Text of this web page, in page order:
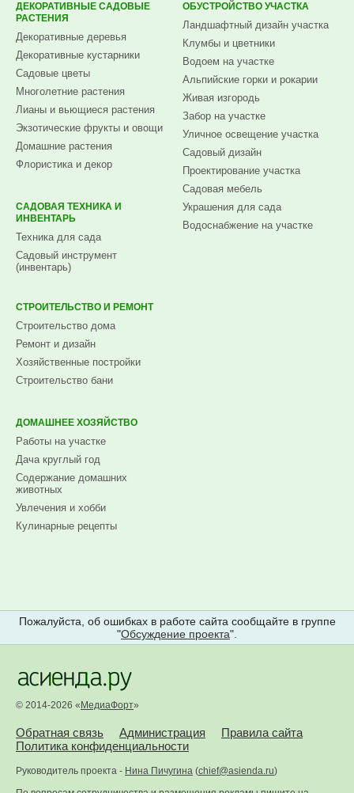
ДЕКОРАТИВНЫЕ САДОВЫЕ
РАСТЕНИЯ
Декоративные деревья
Декоративные кустарники
Садовые цветы
Многолетние растения
Лианы и вьющиеся растения
Экзотические фрукты и овощи
Домашние растения
Флористика и декор
САДОВАЯ ТЕХНИКА И
ИНВЕНТАРЬ
Техника для сада
Садовый инструмент
(инвентарь)
ОБУСТРОЙСТВО УЧАСТКА
Ландшафтный дизайн участка
Клумбы и цветники
Водоем на участке
Альпийские горки и рокарии
Живая изгородь
Забор на участке
Уличное освещение участка
Садовый дизайн
Проектирование участка
Садовая мебель
Украшения для сада
Водоснабжение на участке
СТРОИТЕЛЬСТВО И РЕМОНТ
Строительство дома
Ремонт и дизайн
Хозяйственные постройки
Строительство бани
ДОМАШНЕЕ ХОЗЯЙСТВО
Работы на участке
Дача круглый год
Содержание домашних
животных
Увлечения и хобби
Кулинарные рецепты
Пожалуйста, об ошибках в работе сайта сообщайте в группе
"Обсуждение проекта".
© 2014-2026 « МедиаФорт»
Обратная связь Администрация
Правила сайта
Политика конфиденциальности
Руководитель проекта - Нина Пичугина (chief@asienda.ru)